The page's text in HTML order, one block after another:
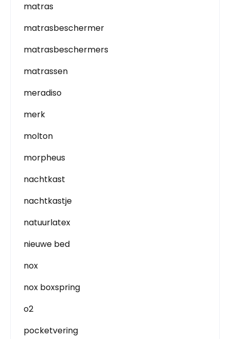
matras
matrasbeschermer
matrasbeschermers
matrassen
meradiso
merk
molton
morpheus
nachtkast
nachtkastje
natuurlatex
nieuwe bed
nox
nox boxspring
o2
pocketvering